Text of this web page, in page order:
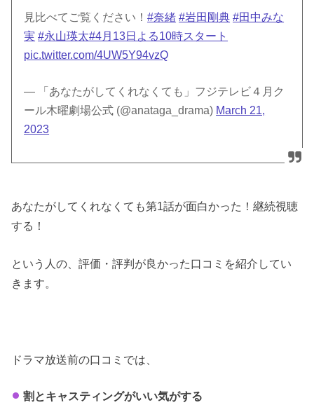
見比べてご覧ください！#奈緒 #岩田剛典 #田中みな
実 #永山瑛太#4月13日よる10時スタート
pic.twitter.com/4UW5Y94vzQ
— 「あなたがしてくれなくても」フジテレビ４月ク
ール木曜劇場公式 (@anataga_drama) March 21,
2023
あなたがしてくれなくても第1話が面白かった！継続視聴
する！
という人の、評価・評判が良かった口コミを紹介してい
きます。
ドラマ放送前の口コミでは、
割とキャスティングがいい気がする